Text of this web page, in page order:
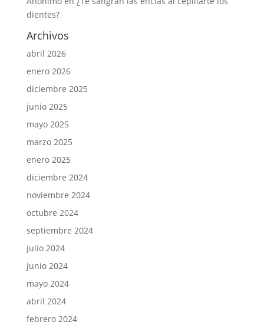
dientes?
Archivos
abril 2026
enero 2026
diciembre 2025
junio 2025
mayo 2025
marzo 2025
enero 2025
diciembre 2024
noviembre 2024
octubre 2024
septiembre 2024
julio 2024
junio 2024
mayo 2024
abril 2024
febrero 2024